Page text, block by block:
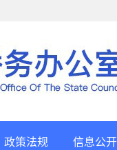
政策法规 信息公开